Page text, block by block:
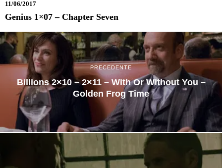
11/06/2017
Genius 1×07 – Chapter Seven
PRECEDENTE
Billions 2×10 – 2×11 – With Or Without You –
Golden Frog Time